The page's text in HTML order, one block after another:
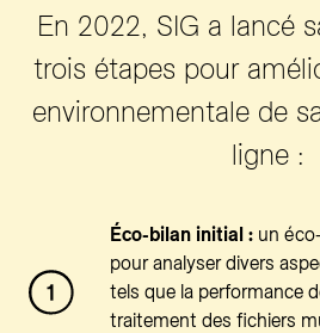
En 2022, SIG a lancé
trois étapes pour
environnementale de
ligne :
Éco-bilan initial : un
pour analyser divers
tels que la performance
traitement des fichiers